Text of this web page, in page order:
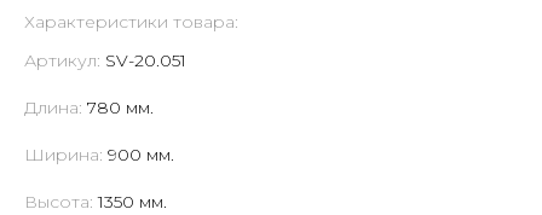
Характеристики товара:
Артикул: SV-20.051
Длина: 780 мм.
Ширина: 900 мм.
Высота:1350 мм.